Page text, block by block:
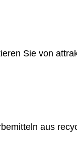
Sie von
aus